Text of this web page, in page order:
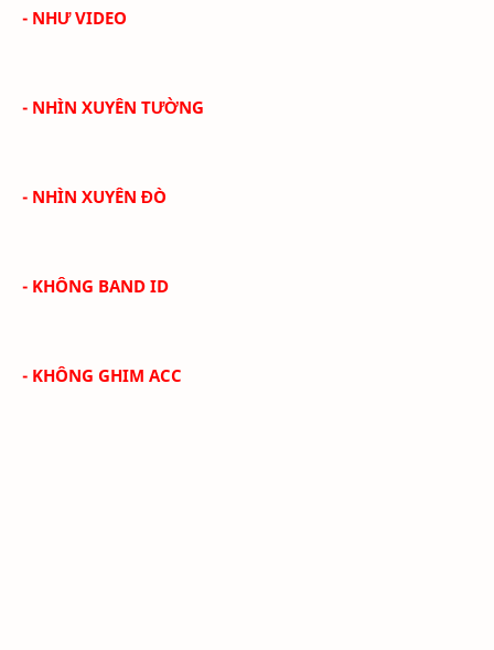
- NHƯ VIDEO
- NHÌN XUYÊN TƯỜNG
- NHÌN XUYÊN ĐÒ
- KHÔNG BAND ID
- KHÔNG GHIM ACC